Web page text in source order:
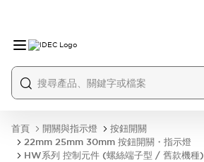
首頁 開關與指示燈
按鈕開關
22mm 25mm 30mm 按鈕開關・指示燈
HW系列 控制元件 (螺絲端子型 / 舊款機種)